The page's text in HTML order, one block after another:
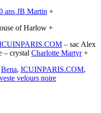
ans JB Martin +
of Harlow +
– sac Alex
– crystal Charlotte Martyr+
Bena, ICUINPARIS.COM,
veste velours noire